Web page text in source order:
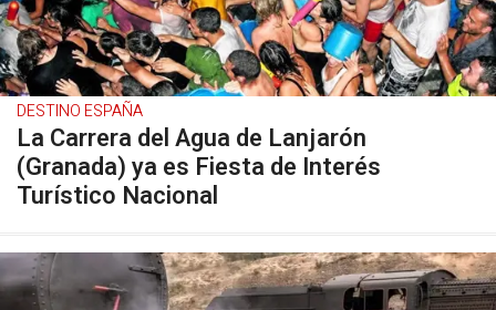
DESTINO ESPAÑA
La Carrera del Agua de Lanjarón
(Granada) ya es Fiesta de Interés
Turístico Nacional